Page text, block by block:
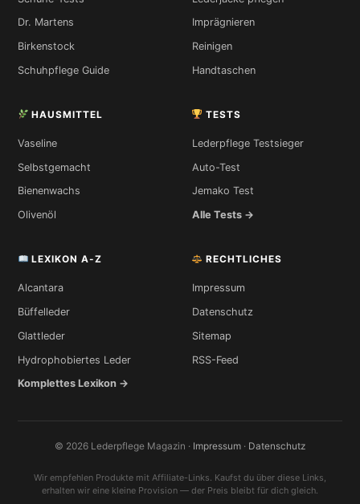
Dr. Martens
Birkenstock
Schuhpflege Guide
Imprägnieren
Reinigen
Handtaschen
HAUSMITTEL
Vaseline
Selbstgemacht
Bienenwachs
Olivenöl
TESTS
Lederpflege Testsieger
Auto-Test
Jemako Test
Alle Tests →
LEXIKON A-Z
Alcantara
Büffelleder
Glattleder
Hydrophobiertes Leder
Komplettes Lexikon →
RECHTLICHES
Impressum
Datenschutz
Sitemap
RSS-Feed
© 2026 Lederpflege Magazin · Impressum · Datenschutz
Wir empfehlen Produkte mit Affiliate-Links. Kaufst du über diese Links,
erhalten wir eine kleine Provision — der Preis bleibt für dich gleich.